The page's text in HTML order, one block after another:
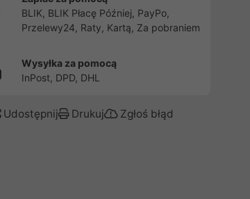
BLIK, BLIK Płacę Później, PayPo,
Przelewy24, Raty, Kartą, Za pobraniem
Wysyłka za pomocą
InPost, DPD, DHL
Udostępnij Drukuj Zgłoś błąd